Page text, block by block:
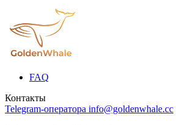
FAQ
Контакты
Telegram-оператора info@goldenwhale.cc